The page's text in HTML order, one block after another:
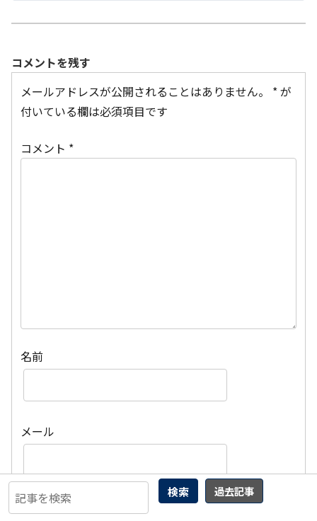
検索 過去記事
コメントを残す
メールアドレスが公開されることはありません。
*が
付いている欄は必須項目です
コメント *
名前
メール
サイト